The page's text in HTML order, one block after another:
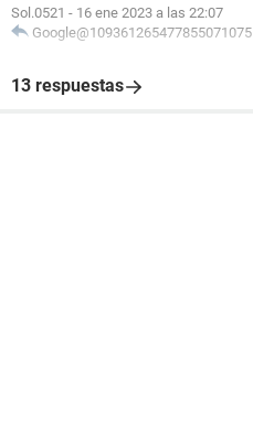
Sol.0521 - 16 ene 2023 a las 22:07
Google@109361265477855071075
13 respuestas